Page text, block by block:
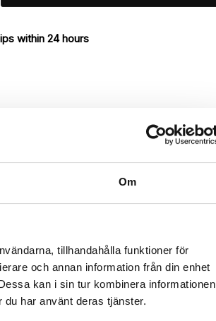
Om
tillhandahålla funktioner för
och annan information från din enhet
kan i sin tur kombinera informationen
har använt deras tjänster.
within 24 hours
Which gives great protection and has a